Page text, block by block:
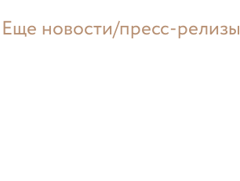
Еще новости/пресс-релизы